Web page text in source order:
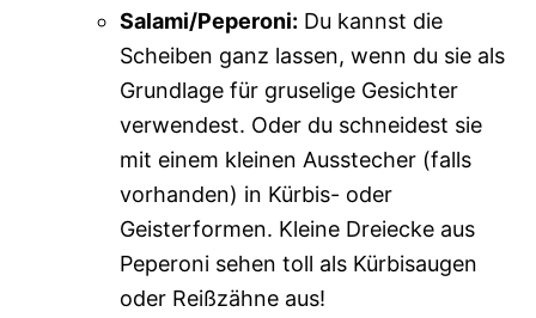
Salami/Peperoni: Du kannst die
Scheiben ganz lassen, wenn du sie als
Grundlage für gruselige Gesichter
verwendest. Oder du schneidest sie
mit einem kleinen Ausstecher (falls
vorhanden) in Kürbis- oder
Geisterformen. Kleine Dreiecke aus
Peperoni sehen toll als Kürbisaugen
oder Reißzähne aus!